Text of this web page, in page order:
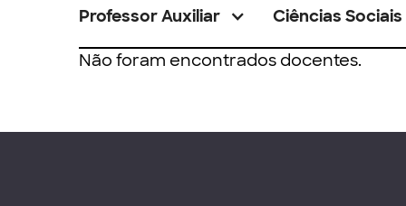
Professor Auxiliar Ciências Sociais
Não foram encontrados docentes.